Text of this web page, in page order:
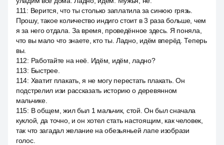
111 : Верится, что ты столько заплатила за синюю грязь.
Прошу, такое количество индиго стоит в 3 раза больше, чем
я за него отдала. За время, проведённое здесь. Я поняла,
что вы мало что знаете, кто ты. Ладно, идём вперёд. Теперь
вы.
112: Работайте на неё. Идём, идём, ладно?
113: Быстрее.
114: Хватит плакать, я не могу перестать плакать. Он
подстрелил изи рассказать историю о деревянном
мальчике.
115: В общем, жил был 1 мальчик, стой. Он был сначала
куклой, да точно, и он хотел стать настоящим, как человек,
так что загадал желание на обезьяньей лапе изобрази
голос.